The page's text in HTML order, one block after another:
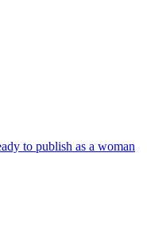
to publish as a woman